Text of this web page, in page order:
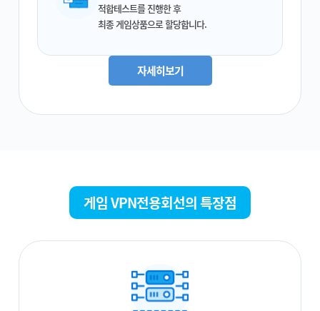
적합테스트를 진행한 후
최종 게임상품으로 할당합니다.
자세히보기
게임 VPN전용회선의 특장점